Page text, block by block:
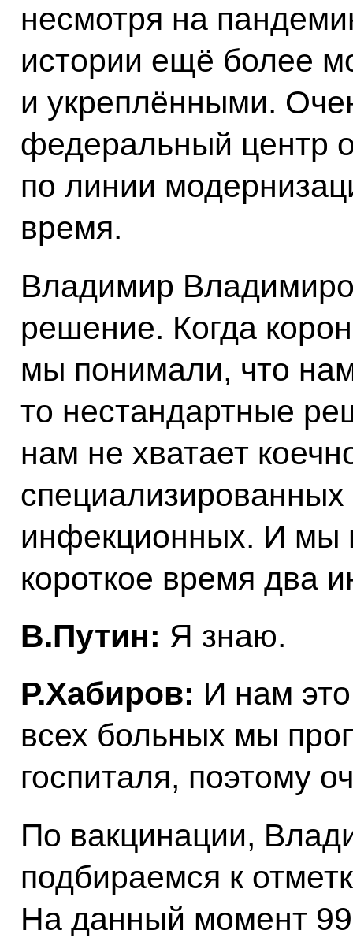
несмотря на
истории ещё более
и укреплёнными.
федеральный центр
по линии
время.
Владимир
решение. Когда
мы понимали, что
то нестандартные
нам не хватает
инфекционных. И мы
короткое время два
В.Путин: Я знаю.
Р.Хабиров: И нам
всех больных мы
госпиталя, поэтому
По вакцинации,
подбираемся к
На данный момент